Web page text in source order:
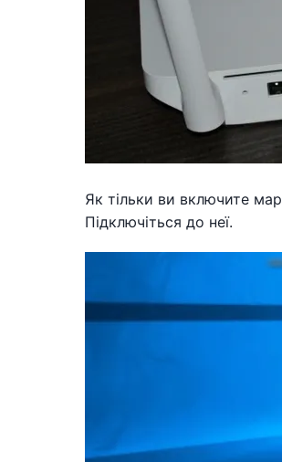
Як тільки ви включите
Підключіться до неї.